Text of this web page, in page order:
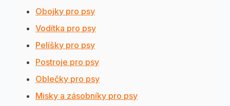
Obojky pro psy
Vodítka pro psy
Pelíšky pro psy
Postroje pro psy
Oblečky pro psy
Misky a zásobníky pro psy